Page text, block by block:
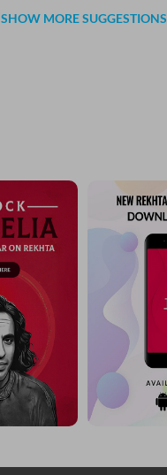
SHOW MORE SUGGESTIONS